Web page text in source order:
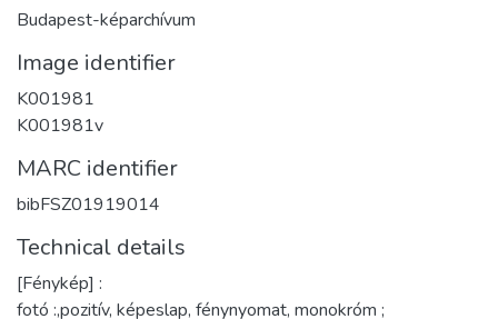
Budapest-képarchívum
Image identifier
K001981
K001981v
MARC identifier
bibFSZ01919014
Technical details
[Fénykép] :
fotó :,pozitív, képeslap, fénynyomat, monokróm ;